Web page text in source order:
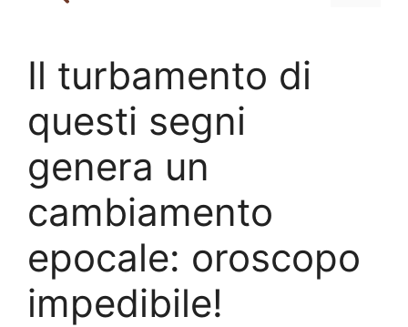
Il turbamento di
questi segni
genera un
cambiamento
epocale: oroscopo
impedibile!